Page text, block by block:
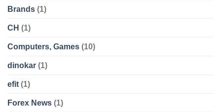
Brands (1)
CH (1)
Computers, Games (10)
dinokar (1)
efit (1)
Forex News (1)